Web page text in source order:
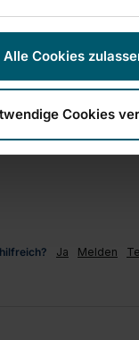
Alle Cookies
Cookies
Bedienung Preis-/
Ja Melden